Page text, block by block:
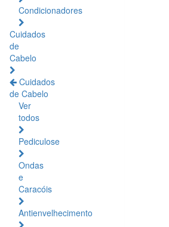
Condicionadores
Cuidados
de
Cabelo
Cuidados
de Cabelo
Ver
todos
Pediculose
Ondas
e
Caracóis
Antienvelhecimento